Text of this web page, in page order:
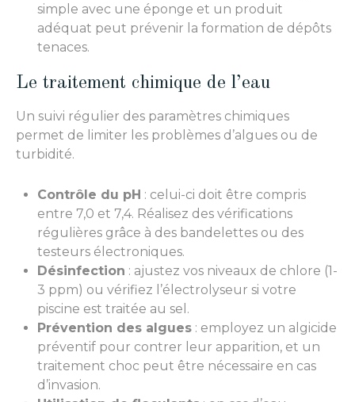
simple avec une éponge et un produit
adéquat peut prévenir la formation de dépôts
tenaces.
Le traitement chimique de l’eau
Un suivi régulier des paramètres chimiques
permet de limiter les problèmes d’algues ou de
turbidité.
Contrôle du pH : celui-ci doit être compris
entre 7,0 et 7,4. Réalisez des vérifications
régulières grâce à des bandelettes ou des
testeurs électroniques.
Désinfection : ajustez vos niveaux de chlore (1-
3 ppm) ou vérifiez l’électrolyseur si votre
piscine est traitée au sel.
Prévention des algues : employez un algicide
préventif pour contrer leur apparition, et un
traitement choc peut être nécessaire en cas
d’invasion.